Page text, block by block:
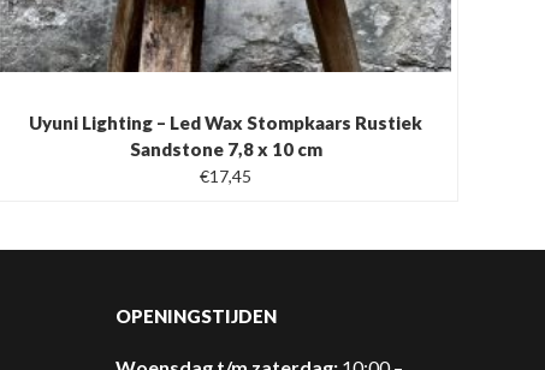
Uyuni Lighting – Led Wax Stompkaars Rustiek
Sandstone 7,8 x 10 cm
Oorspronkelijke
€24,95.
€17,45
€17,45.
OPENINGSTIJDEN